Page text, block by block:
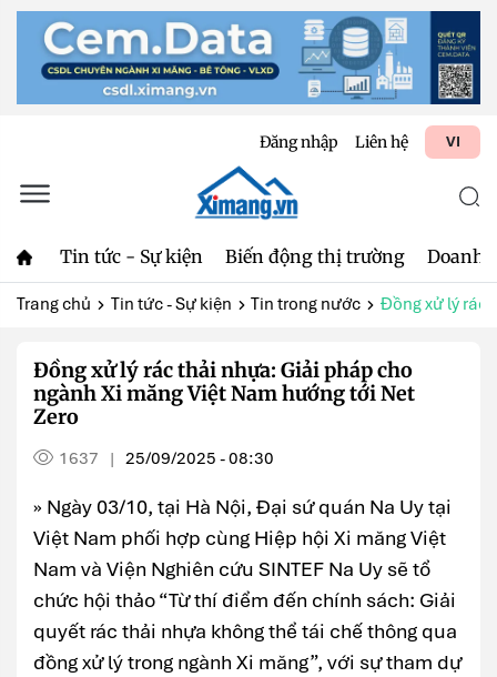
Đăng nhập Liên hệ VI
Tin tức - Sự kiện Biến động thị trường Doanh
Trang chủ Tin tức - Sự kiện Tin trong nước Đồng xử lý rác
Đồng xử lý rác thải nhựa: Giải pháp cho
ngành Xi măng Việt Nam hướng tới Net
Zero
1637 | 25/09/2025 - 08:30
» Ngày 03/10, tại Hà Nội, Đại sứ quán Na Uy tại
Việt Nam phối hợp cùng Hiệp hội Xi măng Việt
Nam và Viện Nghiên cứu SINTEF Na Uy sẽ tổ
chức hội thảo “Từ thí điểm đến chính sách: Giải
quyết rác thải nhựa không thể tái chế thông qua
đồng xử lý trong ngành Xi măng”, với sự tham dự